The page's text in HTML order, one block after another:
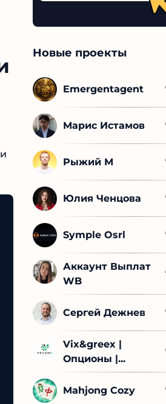
Новые проекты
Emergentagent
Марис Истамов
Рыжий М
Юлия Ченцова
Symple Osrl
Аккаунт Выплат
WB
Сергей Дежнев
Vix&greex |
Опционы |...
Mahjong Cozy